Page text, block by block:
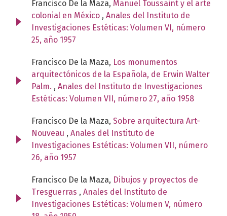
Francisco De la Maza, Manuel Toussaint y el arte
colonial en México , Anales del Instituto de
Investigaciones Estéticas: Volumen VI, número
25, año 1957
Francisco De la Maza, Los monumentos
arquitectónicos de la Española, de Erwin Walter
Palm. , Anales del Instituto de Investigaciones
Estéticas: Volumen VII, número 27, año 1958
Francisco De la Maza, Sobre arquitectura Art-
Nouveau , Anales del Instituto de
Investigaciones Estéticas: Volumen VII, número
26, año 1957
Francisco De la Maza, Dibujos y proyectos de
Tresguerras , Anales del Instituto de
Investigaciones Estéticas: Volumen V, número